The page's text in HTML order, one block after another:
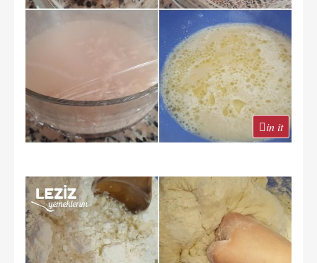
in it